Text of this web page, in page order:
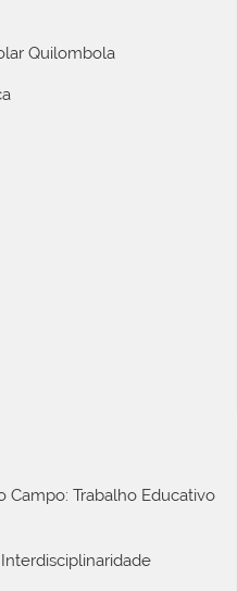
Quilombola
Campo: Trabalho Educativo